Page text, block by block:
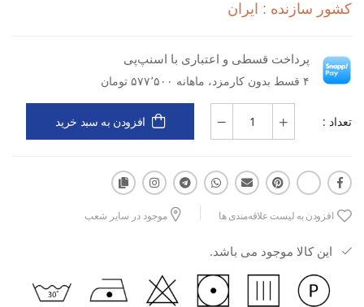
نوع کاربری: ورزشی
نوع مواد: پارچه‌ای
ویژگی: مناسب برای حرکت (Motion)
مزایا: بسیار نرم، سبک، لطیف، آزادی حرکت بالا، خنک و خشک‌کننده
کاربرد: باشگاه، تمرینات فیتنس، یوگا، پیلاتس، دویدن، استفاده روزمره
کشور سازنده : ایران
پرداخت قسطی و اعتباری با اسنپ‌پی
۴ قسط بدون کارمزد، ماهانه ۵۷۷٬۵۰۰ تومان
تعداد : افزودن به سبد خرید
افزودن به لیست علاقه‌مندی ها موجود در سایر شعب
این کالا موجود می باشد.